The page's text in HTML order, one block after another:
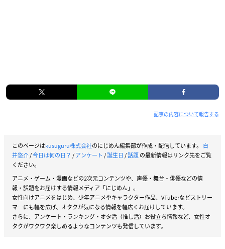
記事の内容について報告する
このページはkusuguru株式会社のにじめん編集部が作成・配信しています。 白
井悠介/今日は何の日？ /アンケート /誕生日/話題の最新情報はリンク先をご覧
ください。
アニメ・ゲーム・漫画などの2次元コンテンツや、声優・舞台・俳優などの情
報・話題をお届けする情報メディア「にじめん」。
女性向けアニメをはじめ、少年アニメやキャラクター作品、VTuberなどストリー
マーにも幅を広げ、オタクが気になる情報を幅広くお届けしています。
さらに、アンケート・ランキング・オタ活（推し活）お役立ち情報など、女性オ
タクがワクワク楽しめるようなコンテンツも発信しています。